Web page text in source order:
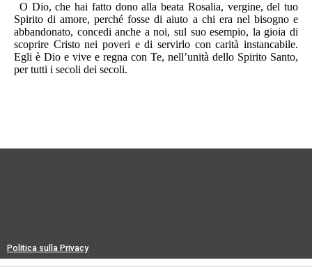
O Dio, che hai fatto dono alla beata Rosalia, vergine, del tuo
Spirito di amore, perché fosse di aiuto a chi era nel bisogno e
abbandonato, concedi anche a noi, sul suo esempio, la gioia di
scoprire Cristo nei poveri e di servirlo con carità instancabile.
Egli è Dio e vive e regna con Te, nell’unità dello Spirito Santo,
per tutti i secoli dei secoli.
Politica sulla Privacy